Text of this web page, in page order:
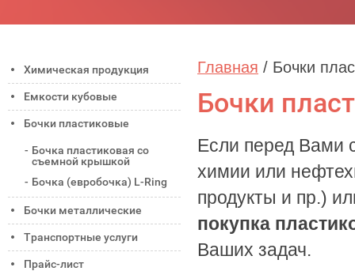
Главная / Бочки
Бочки
Если перед Вами
химии или
продукты и пр.)
покупка
Ваших задач.
Химическая продукция
Емкости кубовые
Бочки пластиковые
Бочка пластиковая со
съемной крышкой
Бочка (евробочка) L-Ring
Бочки металлические
Транспортные услуги
Прайс-лист